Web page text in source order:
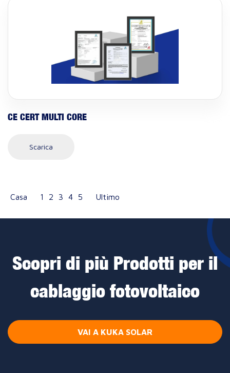
CE CERT MULTI CORE
Scarica
Casa 1 2 3 4 5 Ultimo
Scopri di più Prodotti per il
cablaggio fotovoltaico
VAI A KUKA SOLAR